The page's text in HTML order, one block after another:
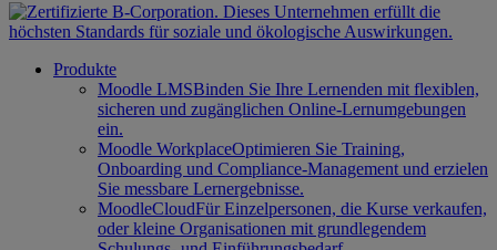
Produkte
Moodle LMSBinden Sie Ihre Lernenden mit flexiblen,
sicheren und zugänglichen Online-Lernumgebungen
ein.
Moodle WorkplaceOptimieren Sie Training,
Onboarding und Compliance-Management und erzielen
Sie messbare Lernergebnisse.
MoodleCloudFür Einzelpersonen, die Kurse verkaufen,
oder kleine Organisationen mit grundlegendem